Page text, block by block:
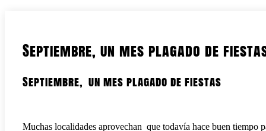
Septiembre, un mes plagado de
Septiembre, un mes plagado de fiestas
Muchas localidades aprovechan que todavía hace buen tiempo